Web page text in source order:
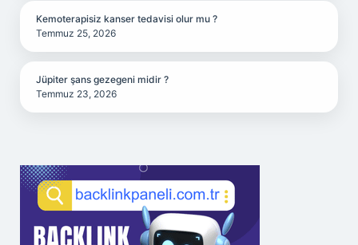
Kemoterapisiz kanser tedavisi olur mu ?
Temmuz 25, 2026
Jüpiter şans gezegeni midir ?
Temmuz 23, 2026